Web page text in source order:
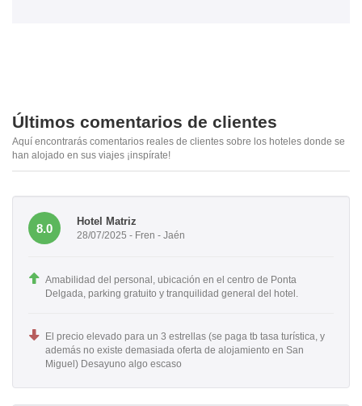
Últimos comentarios de clientes
Aquí encontrarás comentarios reales de clientes sobre los hoteles donde se
han alojado en sus viajes ¡inspírate!
8.0
Hotel Matriz
28/07/2025 - Fren - Jaén
Amabilidad del personal, ubicación en el centro de Ponta
Delgada, parking gratuito y tranquilidad general del hotel.
El precio elevado para un 3 estrellas (se paga tb tasa turística, y
además no existe demasiada oferta de alojamiento en San
Miguel) Desayuno algo escaso